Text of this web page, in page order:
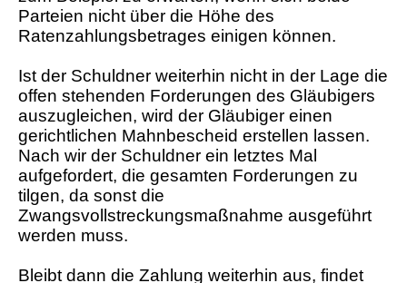
Parteien nicht über die Höhe des
Ratenzahlungsbetrages einigen können.
Ist der Schuldner weiterhin nicht in der Lage die
offen stehenden Forderungen des Gläubigers
auszugleichen, wird der Gläubiger einen
gerichtlichen Mahnbescheid erstellen lassen.
Nach wir der Schuldner ein letztes Mal
aufgefordert, die gesamten Forderungen zu
tilgen, da sonst die
Zwangsvollstreckungsmaßnahme ausgeführt
werden muss.
Bleibt dann die Zahlung weiterhin aus, findet